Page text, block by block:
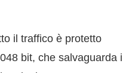
il traffico è protetto
bit, che salvaguarda i